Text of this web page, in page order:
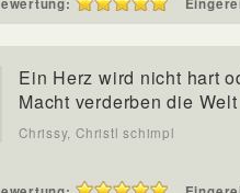
Ein Herz wird nicht hart
Macht verderben die Welt
Chrissy, Christl schimpl